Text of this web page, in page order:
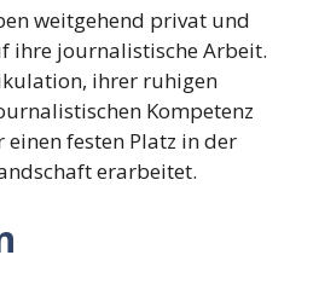
weitgehend privat und
ihre journalistische Arbeit.
ihrer ruhigen
Kompetenz
einen festen Platz in der
erarbeitet.